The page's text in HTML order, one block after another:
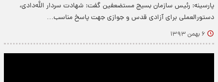
پارسینه: رئیس سازمان بسیج مستضعفین گفت: شهادت سردار الله‌دادی،
دستورالعملی برای آزادی قدس و جوازی جهت پاسخ مناسب…
۶ بهمن ۱۳۹۳